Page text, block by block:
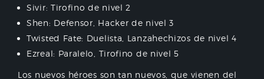
Sivir: Tirofino de nivel 2
Shen: Defensor, Hacker de nivel 3
Twisted Fate: Duelista, Lanzahechizos de nivel 4
Ezreal: Paralelo, Tirofino de nivel 5
Los nuevos héroes son tan nuevos, que vienen del